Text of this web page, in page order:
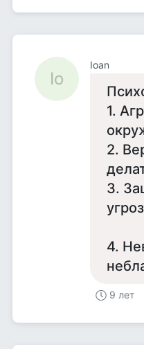
Io
Ioan
1.
2.
3.
4.
9 лет